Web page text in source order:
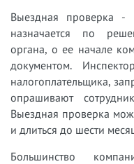
Выездная проверка
назначается по
органа, о ее начале
документом.
налогоплательщика,
опрашивают
Выездная проверка
и длиться до шести
Большинство